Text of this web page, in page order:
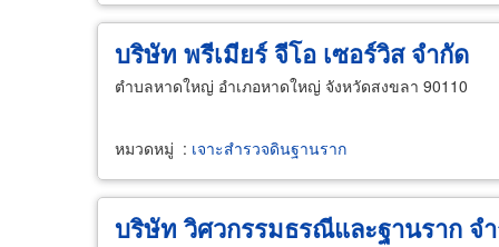
บริษัท พรีเมียร์ จีโอ เซอร์วิส จำกัด
ตำบลหาดใหญ่ อำเภอหาดใหญ่ จังหวัดสงขลา 90110
หมวดหมู่ : เจาะสำรวจดินฐานราก
บริษัท วิศวกรรมธรณีและฐานราก จ